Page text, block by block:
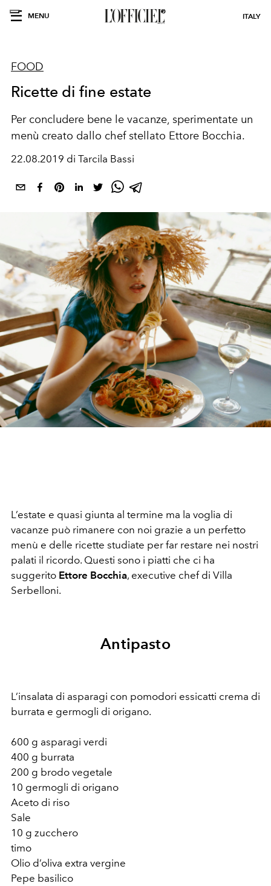
MENU ITALY
FOOD
Ricette di fine estate
Per concludere bene le vacanze, sperimentate un
menù creato dallo chef stellato Ettore Bocchia.
22.08.2019 di Tarcila Bassi
L’estate e quasi giunta al termine ma la voglia di
vacanze può rimanere con noi grazie a un perfetto
menù e delle ricette studiate per far restare nei nostri
palati il ricordo. Questi sono i piatti che ci ha
suggerito Ettore Bocchia, executive chef di Villa
Serbelloni.
Antipasto
L’insalata di asparagi con pomodori essicatti crema di
burrata e germogli di origano.
600 g asparagi verdi
400 g burrata
200 g brodo vegetale
10 germogli di origano
Aceto di riso
Sale
10 g zucchero
timo
Olio d’oliva extra vergine
Pepe basilico